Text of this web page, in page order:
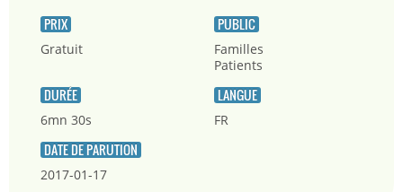
PRIX
Gratuit
PUBLIC
Familles
Patients
DURÉE
6mn 30s
LANGUE
FR
DATE DE PARUTION
2017-01-17